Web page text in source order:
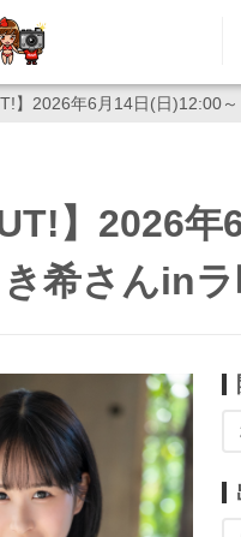
】2026年6月14日(日)12:00
】2026
希さんin